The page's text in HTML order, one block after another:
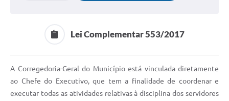
Lei Complementar 553/2017
A Corregedoria-Geral do Município está vinculada diretamente
ao Chefe do Executivo, que tem a finalidade de coordenar e
executar todas as atividades relativas à disciplina dos servidores